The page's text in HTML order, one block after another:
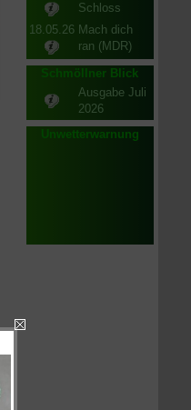
Schloss
18.05.26 Mach dich
ran (MDR)
Schmöllner Blick
Ausgabe Juli
2026
Unwetterwarnung